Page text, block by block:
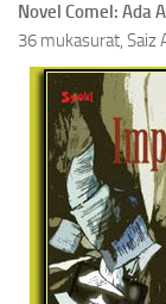
Novel Comel: Ada
36 mukasurat, Saiz